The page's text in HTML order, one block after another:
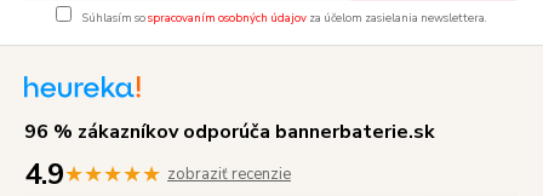
Súhlasím sospracovaním osobných údajov za účelom zasielania newslettera.
96 % zákazníkov odporúča bannerbaterie.sk
4.9★★★★★ zobraziť recenzie